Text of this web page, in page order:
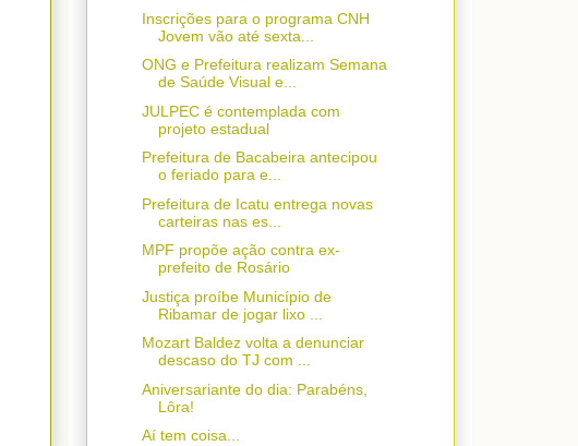
Inscrições para o programa CNH
Jovem vão até sexta...
ONG e Prefeitura realizam Semana
de Saúde Visual e...
JULPEC é contemplada com
projeto estadual
Prefeitura de Bacabeira antecipou
o feriado para e...
Prefeitura de Icatu entrega novas
carteiras nas es...
MPF propõe ação contra ex-
prefeito de Rosário
Justiça proíbe Município de
Ribamar de jogar lixo ...
Mozart Baldez volta a denunciar
descaso do TJ com ...
Aniversariante do dia: Parabéns,
Lôra!
Aí tem coisa...